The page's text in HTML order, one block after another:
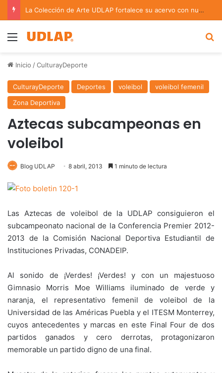
La Colección de Arte UDLAP fortalece su acervo con nuevas obras de artistas emergentes y consolidados
Menu
Inicio /CulturayDeporte
CulturayDeporte Deportes voleibol
voleibol femenil
Zona Deportiva
Aztecas subcampeonas en
voleibol
Blog UDLAP 8 abril, 2013 1 minuto de lectura
Las Aztecas de voleibol de la UDLAP consiguieron el
subcampeonato nacional de la Conferencia Premier 2012-
2013 de la Comisión Nacional Deportiva Estudiantil de
Instituciones Privadas, CONADEIP.
Al sonido de ¡Verdes! ¡Verdes! y con un majestuoso
Gimnasio Morris Moe Williams iluminado de verde y
naranja, el representativo femenil de voleibol de la
Universidad de las Américas Puebla y el ITESM Monterrey,
cuyos antecedentes y marcas en este Final Four de dos
partidos ganados y cero derrotas, protagonizaron
memorable un partido digno de una final.